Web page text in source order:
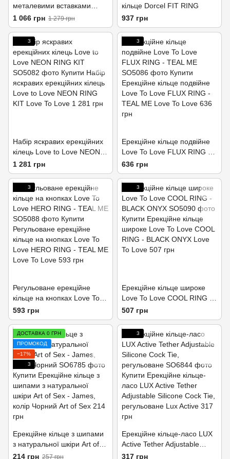
металевими вставками
Dorcel STRONGER RING
1 066 грн 1 279 грн
кільце Dorcel FIT RING
937 грн
3
Набір яскравих ерекційних
кілець Love to Love NEON
RING KIT
1 281 грн
3
Ерекційне кільце подвійне
Love To Love FLUX RING -
TEAL ME
636 грн
3
Регульоване ерекційне
кільце на кнопках Love To
Love HERO RING - TEAL ME
593 грн
3
Ерекційне кільце широке
Love To Love COOL RING -
BLACK ONYX
507 грн
ДОСТАВКА 0 ГРН
ПРОМОКОД
−17%
3
Ерекційне кільце з шипами
з натуральної шкіри Art of
Sex - James, колір Чорний
214 грн 257 грн
3
Ерекційне кільце-ласо LUX
Active Tether Adjustable
Silicone Cock Tie,
317 грн